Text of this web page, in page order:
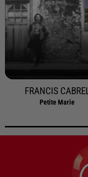
FRANCIS
Petite Marie